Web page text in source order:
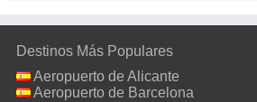
Destinos Más Populares
Aeropuerto de Alicante
Aeropuerto de Barcelona